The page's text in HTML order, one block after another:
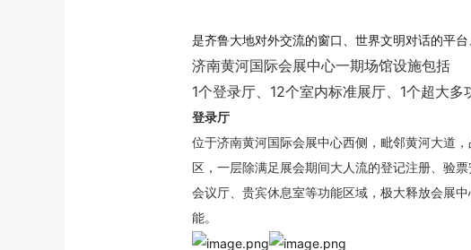
是齐鲁大地对外交流的窗口、世界文明对话的平
济南黄河国际会展中心一期场馆设施包括
1个登录厅、12个室内标准展厅、1个超大多
登录厅
位于济南黄河国际会展中心西侧，毗邻黄河大道
区，一层除满足展会期间大人流的登记注册、验
会议厅、贵宾休息室等功能区域，极大释放会展
能。